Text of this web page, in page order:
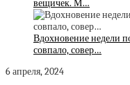
вещичек. М…
Вдохновение недели
совпало, совер…
6 апреля, 2024